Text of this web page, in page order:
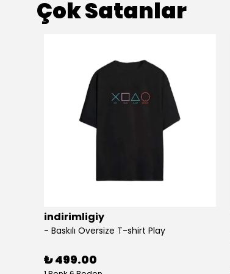
Çok Satanlar
indirimligiy
- Baskılı Oversize T-shirt Play
₺ 499.00